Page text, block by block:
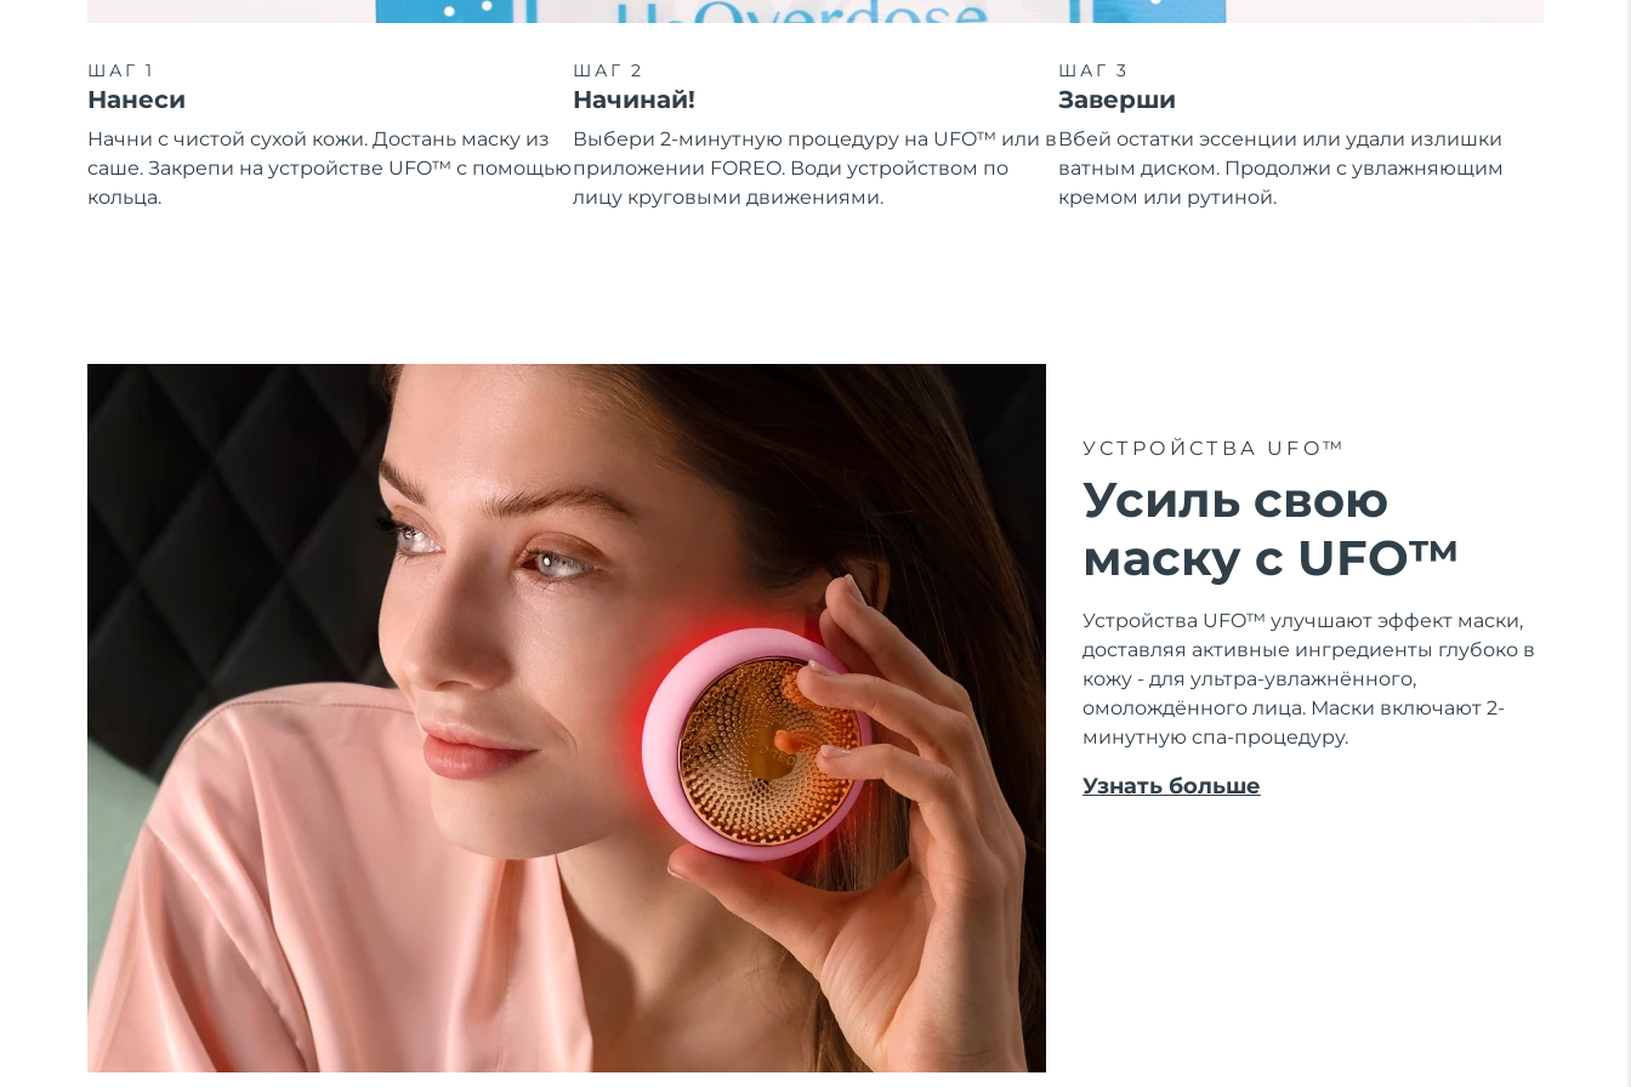
ШАГ 1
Нанеси
Начни с чистой сухой кожи. Достань маску из
саше. Закрепи на устройстве UFO™ с помощью
кольца.
ШАГ 2
Начинай!
Выбери 2-минутную процедуру на UFO™ или в
приложении FOREO. Води устройством по
лицу круговыми движениями.
ШАГ 3
Заверши
Вбей остатки эссенции или удали излишки
ватным диском. Продолжи с увлажняющим
кремом или рутиной.
УСТРОЙСТВА UFO™
Усиль свою
маску с UFO™
Устройства UFO™ улучшают эффект маски,
доставляя активные ингредиенты глубоко в
кожу - для ультра-увлажнённого,
омолождённого лица. Маски включают 2-
минутную спа-процедуру.
Узнать больше